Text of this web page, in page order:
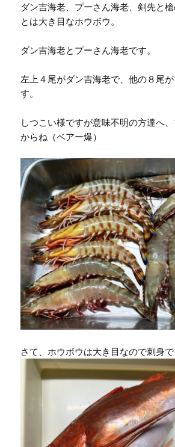
ダン吉海老、プーさん海老、剣先と
とは大き目なホウボウ。
ダン吉海老とプーさん海老です。
左上４尾がダン吉海老で、他の８尾
す。
しつこい様ですが意味不明の方達へ
からね（ベアー爆）
さて、ホウボウは大き目なので刺身